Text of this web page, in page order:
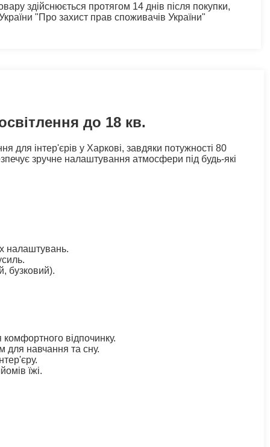
здійснюється протягом 14 днів після покупки,
"Про захист прав споживачів України"
до 18 кв.
інтер'єрів у Харкові, завдяки потужності 80
зручне налаштування атмосфери під будь-які
налаштувань.
бузковий).
відпочинку.
для навчання та сну.
їжі.